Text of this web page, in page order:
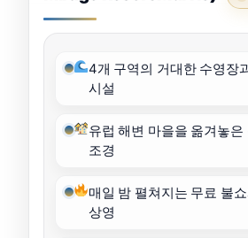
4개 구역의 거대한 수영장
시설
유럽 해변 마을을 옮겨놓은
조경
매일 밤 펼쳐지는 무료 불
상영